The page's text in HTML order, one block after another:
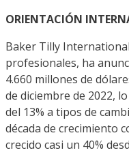
ORIENTACIÓN
Baker Tilly
profesionales, ha
4.660 millones de
de diciembre de 2022,
del 13% a tipos de
década de crecimiento
crecido casi un 40%